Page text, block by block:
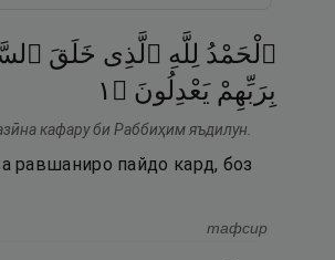
ٱلْحَمْدُ لِلَّهِ ٱلَّذِى خَلَقَ
بِرَبِّهِمْ يَعْدِلُونَ ۝ ١
кафару би Раббиҳим яъдилун.
равшаниро пайдо кард, боз
тафсир